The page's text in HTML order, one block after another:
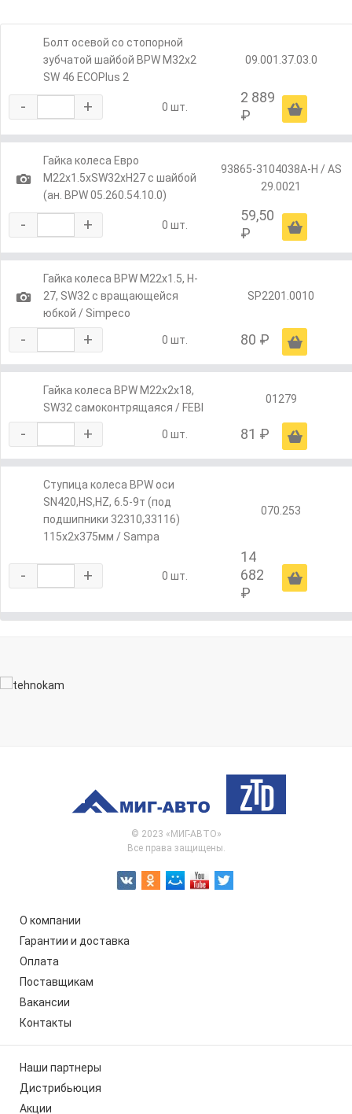
Болт осевой со стопорной
зубчатой шайбой BPW M32x2
SW 46 ECOPlus 2
09.001.37.03.0
- + 0 шт.
2 889
₽
Ä
1
Гайка колеса Евро
М22х1.5хSW32хH27 с шайбой
(ан. BPW 05.260.54.10.0)
93865-3104038A-H / AS
29.0021
- + 0 шт.
59,50
₽
Ä
1
Гайка колеса BPW М22х1.5, H-
27, SW32 с вращающейся
юбкой / Simpeco
SP2201.0010
- + 0 шт. 80 ₽ Ä
Гайка колеса BPW М22х2х18,
SW32 самоконтрящаяся / FEBI
01279
- + 0 шт. 81 ₽ Ä
Ступица колеса BPW оси
SN420,HS,HZ, 6.5-9т (под
подшипники 32310,33116)
115х2х375мм / Sampa
070.253
- + 0 шт.
14
682
₽
Ä
© 2023 «МИГ-АВТО»
Все права защищены.
О компании
Гарантии и доставка
Оплата
Поставщикам
Вакансии
Контакты
Наши партнеры
Дистрибьюция
Акции